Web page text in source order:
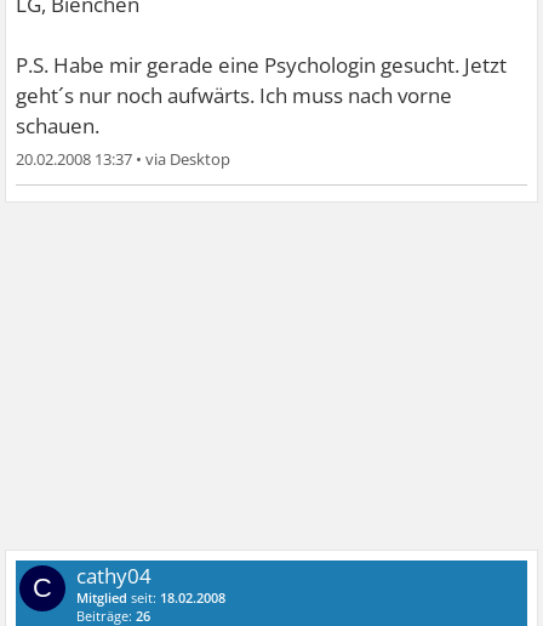
P.S. Habe mir gerade eine Psychologin gesucht. Jetzt
geht´s nur noch aufwärts. Ich muss nach vorne
schauen.
20.02.2008 13:37 •
C cathy04
Mitglied seit: 18.02.2008
Beiträge:26